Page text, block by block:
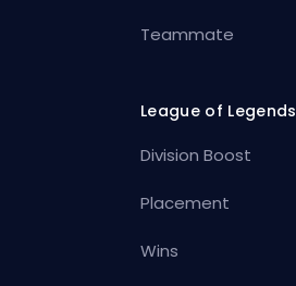
Teammate
League of Legends
Division Boost
Placement
Wins